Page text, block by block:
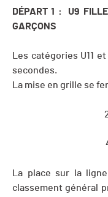
DÉPART 1 : U9
GARÇONS
Les catégories U11
secondes.
La mise en grille se
La place sur la
classement général